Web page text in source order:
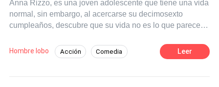
Anna Rizzo, es una joven adolescente que tiene una vida
normal, sin embargo, al acercarse su decimosexto
cumpleaños, descubre que su vida no es lo que parece y
hija del alfa de la manada Loto de Luna, Alastor Moretti,
quien esconde un enorme y terrible pasado. Acompaña a
Hombre lobo Acción Comedia Leer